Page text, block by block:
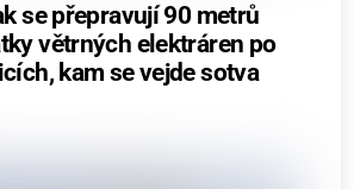
se přepravují 90 metrů
větrných elektráren po
kam se vejde sotva